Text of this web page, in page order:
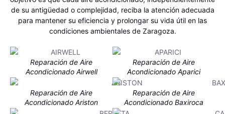
de su antigüedad o complejidad, reciba la atención adecuada
para mantener su eficiencia y prolongar su vida útil en las
condiciones ambientales de Zaragoza.
Reparación de Aire
Acondicionado Airwell
Reparación de Aire
Acondicionado Aparici
Reparación de Aire
Acondicionado Ariston
Reparación de Aire
Acondicionado Baxiroca